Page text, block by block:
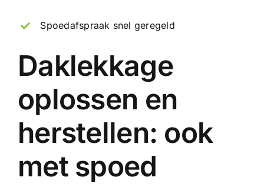
Spoedafspraak snel geregeld
Daklekkage
oplossen en
herstellen: ook
met spoed